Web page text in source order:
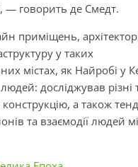
— говорить де Смедт.
приміщень, архітектор
у таких
містах, як Найробі у
досліджував різні
а також
та взаємодії людей